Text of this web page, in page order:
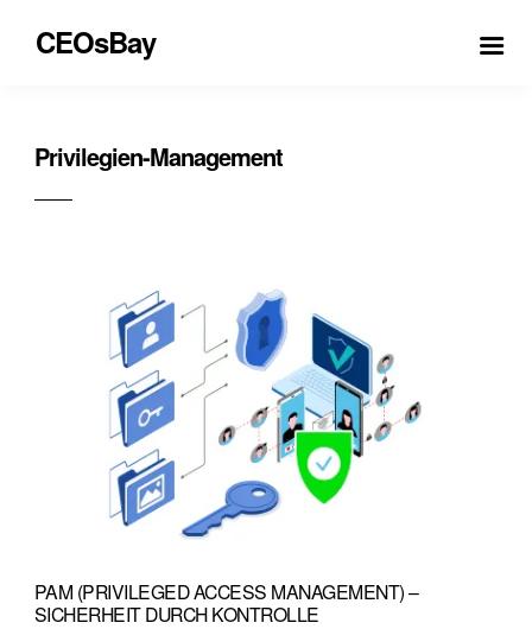
CEOsBay
Privilegien-Management
PAM (PRIVILEGED ACCESS MANAGEMENT) –
SICHERHEIT DURCH KONTROLLE